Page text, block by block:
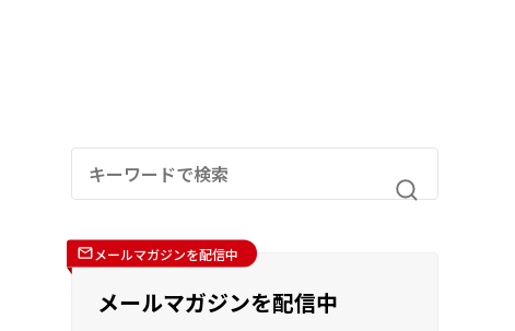
メールマガジンを配信中
メールマガジンを配信中